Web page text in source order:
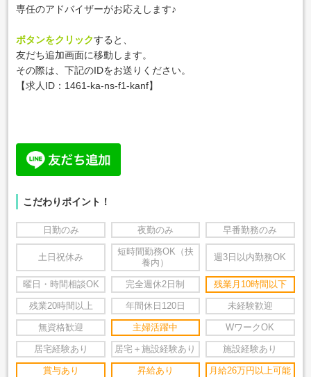
専任のアドバイザーがお応えします♪
ボタンをクリックすると、
友だち追加画面に移動します。
その際は、下記のIDをお送りください。
【求人ID： 1461-ka-ns-f1-kanf】
こだわりポイント！
日勤のみ 夜勤のみ 早番勤務のみ
土日祝休み
短時間勤務OK（扶
養内）
週3日以内勤務OK
曜日・時間相談OK 完全週休2日制 残業月10時間以下
残業20時間以上 年間休日120日 未経験歓迎
無資格歓迎 主婦活躍中 WワークOK
居宅経験あり 居宅＋施設経験あり 施設経験あり
賞与あり 昇給あり 月給26万円以上可能